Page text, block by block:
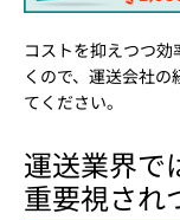
コストを抑えつつ
くので、運送会社
てください。
運送業界で
重要視され